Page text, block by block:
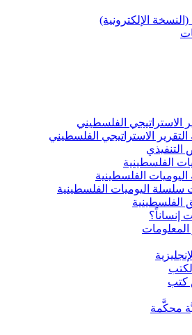
(النسخة الإلكترونية)
الاستراتيجي الفلسطيني
الاستراتيجي الفلسطيني
التنفيذي
الفلسطينية
الفلسطينية
سلسلة اليوميات الفلسطينية
الفلسطينية
إنساناً؟
كتب
محكَّمة